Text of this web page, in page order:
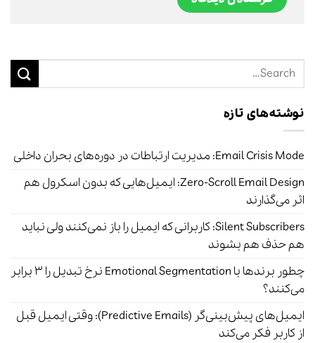
نوشته‌های تازه
Email Crisis Mode: مدیریت ارتباطات در دوره‌های بحران داخلی
Zero-Scroll Email Design: ایمیل‌هایی که بدون اسکرول هم
اثر می‌گذارند
Silent Subscribers: کاربرانی که ایمیل را باز نمی‌کنند ولی نباید
هم حذف هم بشوند
چطور برندها با Emotional Segmentation نرخ تبدیل را ۳ برابر
می‌کنند؟
ایمیل‌های پیش‌بینی‌گر (Predictive Emails): وقتی ایمیل قبل
از کاربر فکر می‌کند